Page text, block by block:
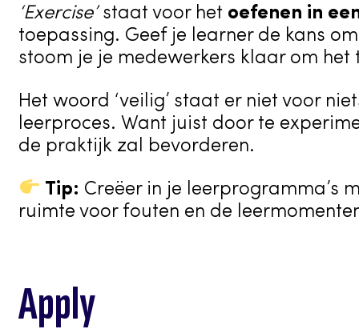
‘Exercise’staat voor het oefenen in
toepassing. Geef je learner de kans
stoom je je medewerkers klaar om het
Het woord ‘veilig’ staat er niet voor
leerproces. Want juist door te
de praktijk zal bevorderen.
Tip: Creëer in je leerprogramma’s
ruimte voor fouten en de
Apply